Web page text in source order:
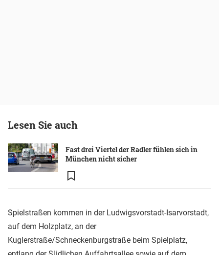
Lesen Sie auch
Fast drei Viertel der Radler fühlen sich in
München nicht sicher
Spielstraßen kommen in der Ludwigsvorstadt-Isarvorstadt,
auf dem Holzplatz, an der
Kuglerstraße/Schneckenburgstraße beim Spielplatz,